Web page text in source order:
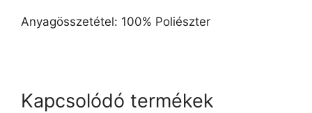
Anyagösszetétel: 100% Poliészter
Kapcsolódó termékek